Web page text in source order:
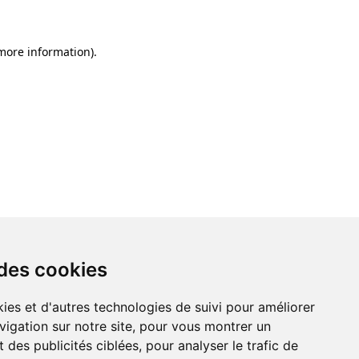
cookies
et d'autres technologies de suivi pour améliorer
sur notre site, pour vous montrer un
des publicités ciblées, pour analyser le trafic de
information).